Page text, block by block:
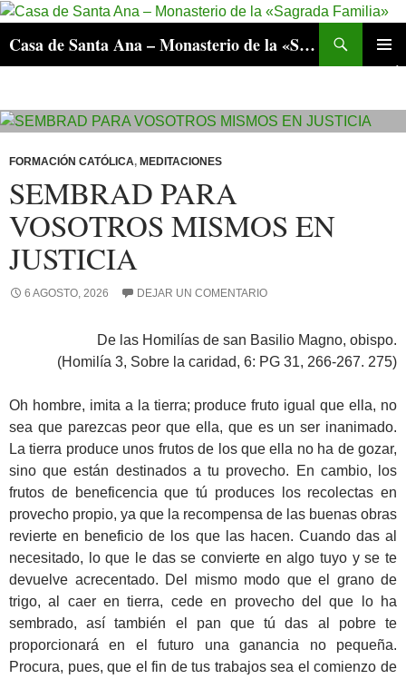
Ir
la
Casa de Santa Ana – Monasterio de la «Sagrada Familia»
FORMACIÓN CATÓLICA, MEDITACIONES
SEMBRAD PARA
VOSOTROS MISMOS EN
JUSTICIA
6 AGOSTO, 2026 DEJAR UN COMENTARIO
De las Homilías de san Basilio Magno, obispo.
(Homilía 3, Sobre la caridad, 6: PG 31, 266-267. 275)
Oh hombre, imita a la tierra; produce fruto igual que ella, no
sea que parezcas peor que ella, que es un ser inanimado.
La tierra produce unos frutos de los que ella no ha de gozar,
sino que están destinados a tu provecho. En cambio, los
frutos de beneficencia que tú produces los recolectas en
provecho propio, ya que la recompensa de las buenas obras
revierte en beneficio de los que las hacen. Cuando das al
necesitado, lo que le das se convierte en algo tuyo y se te
devuelve acrecentado. Del mismo modo que el grano de
trigo, al caer en tierra, cede en provecho del que lo ha
sembrado, así también el pan que tú das al pobre te
proporcionará en el futuro una ganancia no pequeña.
Procura, pues, que el fin de tus trabajos sea el comienzo de